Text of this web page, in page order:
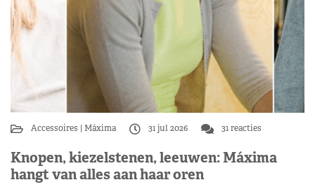
Accessoires Máxima 31 jul 2026 31 reacties
Knopen, kiezelstenen, leeuwen: Máxima
hangt van alles aan haar oren